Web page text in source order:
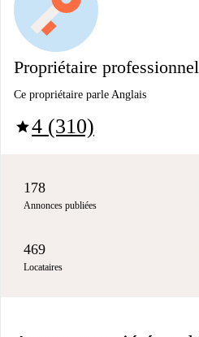
Propriétaire professionnel
Ce propriétaire parle Anglais
star4 (310)
178
Annonces publiées
469
Locataires